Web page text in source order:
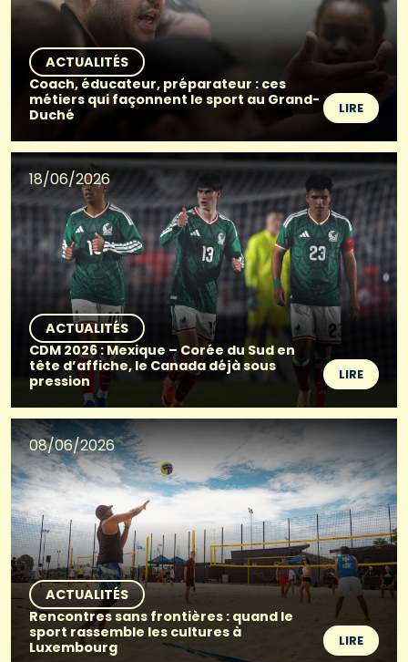
ACTUALITÉS
Coach, éducateur, préparateur : ces
métiers qui façonnent le sport au Grand-
Duché
LIRE
18/06/2026
ACTUALITÉS
CDM 2026 : Mexique – Corée du Sud en
tête d’affiche, le Canada déjà sous
pression
LIRE
08/06/2026
ACTUALITÉS
Rencontres sans frontières : quand le
sport rassemble les cultures à
Luxembourg
LIRE